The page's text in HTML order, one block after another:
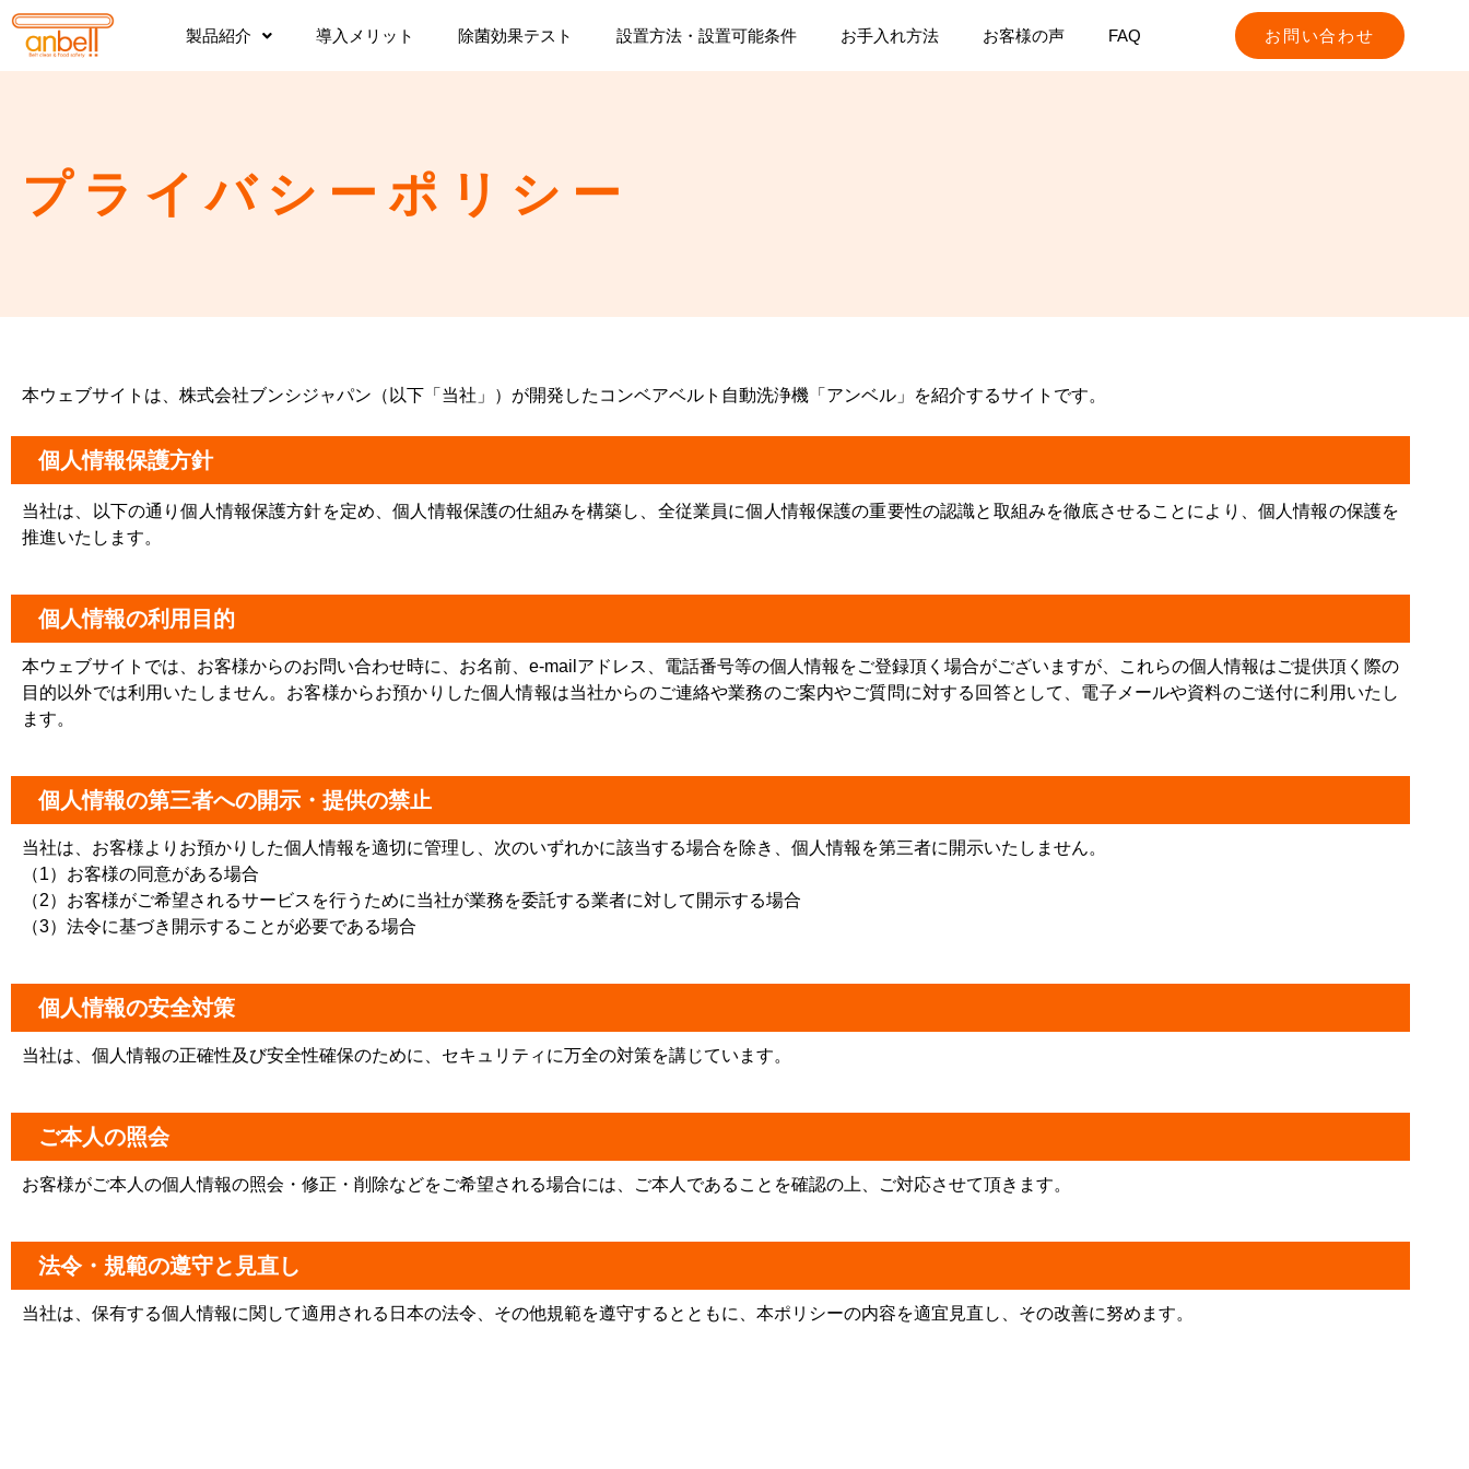
コ
製品紹介 導入メリット 除菌効果テスト 設置方法・設置可能条件 お手入れ方法 お客様の声 FAQ お問い合わせ
プライバシーポリシー
本ウェブサイトは、株式会社ブンシジャパン（以下「当社」）が開発したコンベアベルト自動洗浄機「アンベル」を紹介するサイトです。
個人情報保護方針
当社は、以下の通り個人情報保護方針を定め、個人情報保護の仕組みを構築し、全従業員に個人情報保護の重要性の認識と取組みを徹底させることにより、個人情報の保護を
推進いたします。
個人情報の利用目的
本ウェブサイトでは、お客様からのお問い合わせ時に、お名前、e-mailアドレス、電話番号等の個人情報をご登録頂く場合がございますが、これらの個人情報はご提供頂く際の
目的以外では利用いたしません。お客様からお預かりした個人情報は当社からのご連絡や業務のご案内やご質問に対する回答として、電子メールや資料のご送付に利用いたし
ます。
個人情報の第三者への開示・提供の禁止
当社は、お客様よりお預かりした個人情報を適切に管理し、次のいずれかに該当する場合を除き、個人情報を第三者に開示いたしません。
（1）お客様の同意がある場合
（2）お客様がご希望されるサービスを行うために当社が業務を委託する業者に対して開示する場合
（3）法令に基づき開示することが必要である場合
個人情報の安全対策
当社は、個人情報の正確性及び安全性確保のために、セキュリティに万全の対策を講じています。
ご本人の照会
お客様がご本人の個人情報の照会・修正・削除などをご希望される場合には、ご本人であることを確認の上、ご対応させて頂きます。
法令・規範の遵守と見直し
当社は、保有する個人情報に関して適用される日本の法令、その他規範を遵守するとともに、本ポリシーの内容を適宜見直し、その改善に努めます。